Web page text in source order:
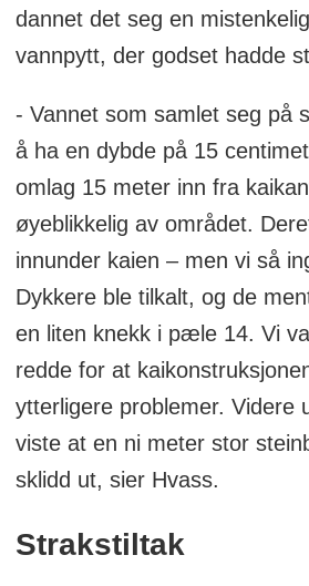
dannet det seg en
vannpytt, der godset hadde
- Vannet som samlet seg på
å ha en dybde på 15
omlag 15 meter inn fra
øyeblikkelig av området.
innunder kaien – men vi så
Dykkere ble tilkalt, og de
en liten knekk i pæle 14. Vi
redde for at
ytterligere problemer. Videre
viste at en ni meter stor
sklidd ut, sier Hvass.
Strakstiltak